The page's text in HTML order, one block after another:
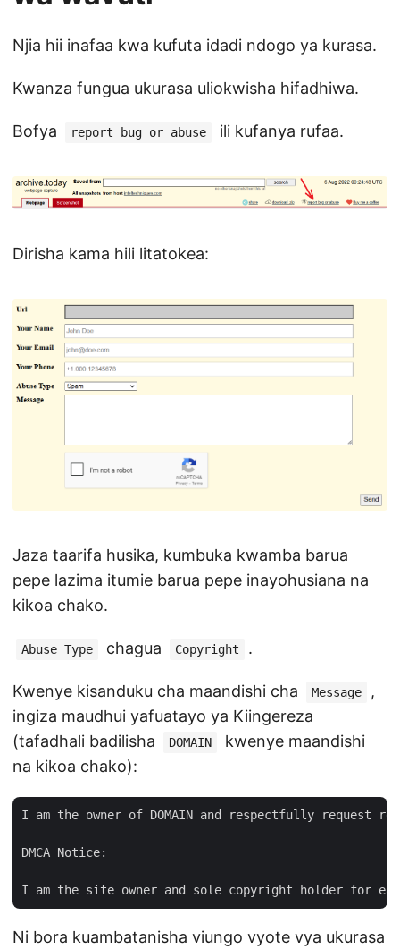
Njia hii inafaa kwa kufuta idadi ndogo ya kurasa.
Kwanza fungua ukurasa uliokwisha hifadhiwa.
Bofya report bug or abuse ili kufanya rufaa.
Dirisha kama hili litatokea:
Jaza taarifa husika, kumbuka kwamba barua
pepe lazima itumie barua pepe inayohusiana na
kikoa chako.
Abuse Type chagua Copyright .
Kwenye kisanduku cha maandishi cha Message
,
ingiza maudhui yafuatayo ya Kiingereza
(tafadhali badilisha
DOMAIN
kwenye maandishi
na kikoa chako):
I am the owner of DOMAIN and respectfully request
DMCA Notice:
Ni bora kuambatanisha viungo vyote vya ukurasa